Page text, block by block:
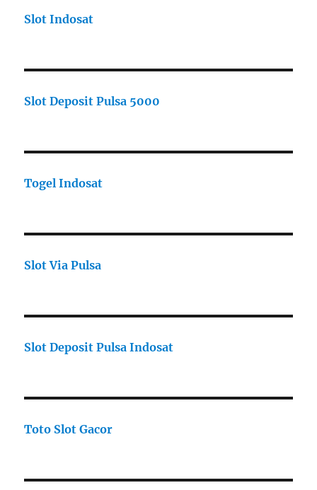
Slot Indosat
Slot Deposit Pulsa 5000
Togel Indosat
Slot Via Pulsa
Slot Deposit Pulsa Indosat
Toto Slot Gacor